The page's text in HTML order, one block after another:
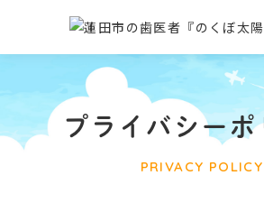
プライバシー
PRIVACY POLICY